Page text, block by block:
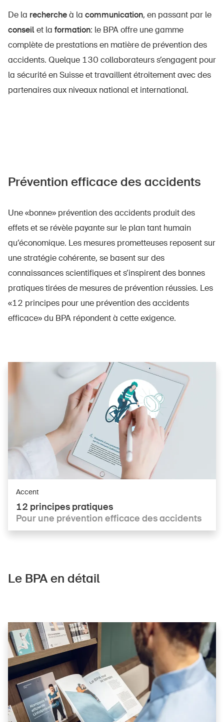
De la rechercheà la communication, en passant par le
conseilet la formation: le BPA offre une gamme
complète de prestations en matière de prévention des
accidents. Quelque 130 collaborateurs s’engagent pour
la sécurité en Suisse et travaillent étroitement avec des
partenaires aux niveaux national et international.
Prévention efficace des accidents
Une «bonne» prévention des accidents produit des
effets et se révèle payante sur le plan tant humain
qu’économique. Les mesures prometteuses reposent sur
une stratégie cohérente, se basent sur des
connaissances scientifiques et s’inspirent des bonnes
pratiques tirées de mesures de prévention réussies. Les
«12 principes pour une prévention des accidents
efficace» du BPA répondent à cette exigence.
12 principes pratiques
Pour une prévention efficace des accidents
Accent
Le BPA en détail